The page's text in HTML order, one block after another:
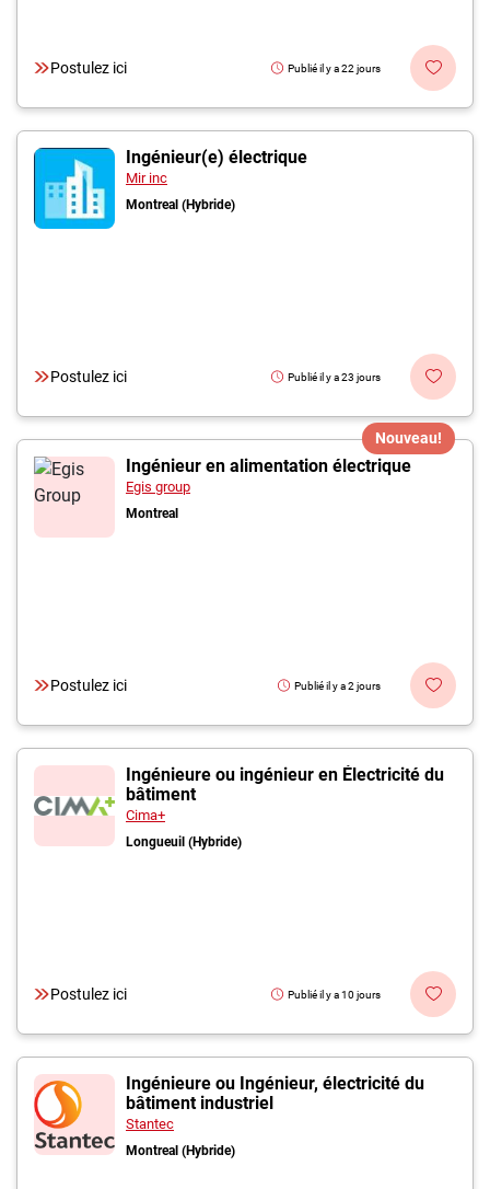
Postulez ici Publié il y a 22 jours
Ingénieur(e) électrique
Mir inc
Montreal (Hybride)
Postulez ici Publié il y a 23 jours
Nouveau!
Ingénieur en alimentation électrique
Egis group
Montreal
Postulez ici Publié il y a 2 jours
Ingénieure ou ingénieur en Électricité du
bâtiment
Cima+
Longueuil (Hybride)
Postulez ici Publié il y a 10 jours
Ingénieure ou Ingénieur, électricité du
bâtiment industriel
Stantec
Montreal (Hybride)